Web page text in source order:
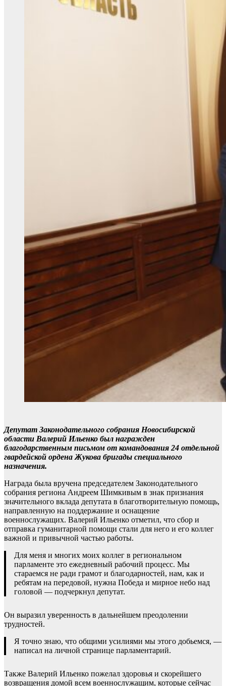
Депутат Законодательного собрания Новосибирской
области Валерий Ильенко был награжден
благодарственным письмом от командования 24 отдельной
гвардейской ордена Жукова бригады специального
назначения.
Награда была вручена председателем Законодательного
собрания региона Андреем Шимкивым в знак признания
значительного вклада депутата в благотворительную помощь,
направленную на поддержание и оснащение
военнослужащих. Валерий Ильенко отметил, что сбор и
отправка гуманитарной помощи стали для него и его коллег
важной и привычной частью работы.
Для меня и многих моих коллег в региональном
парламенте это ежедневный рабочий процесс. Мы
стараемся не ради грамот и благодарностей, нам, как и
ребятам на передовой, нужна Победа и мирное небо над
головой — подчеркнул депутат.
Он выразил уверенность в дальнейшем преодолении
трудностей.
Я точно знаю, что общими усилиями мы этого добьемся, —
написал на личной странице парламентарий.
Также Валерий Ильенко пожелал здоровья и скорейшего
возвращения домой всем военнослужащим, которые сейчас